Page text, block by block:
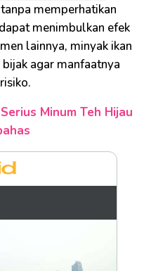
memperhatikan
menimbulkan efek
lainnya, minyak ikan
agar manfaatnya
Minum Teh Hijau